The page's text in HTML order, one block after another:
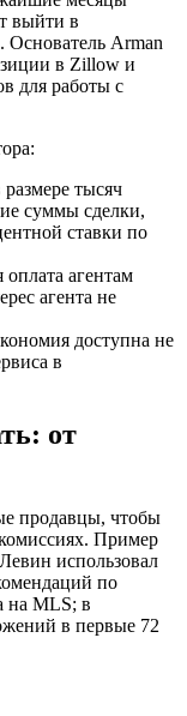
выйти в
Arman
в Zillow и
для работы с
размере тысяч
суммы сделки,
ставки по
агентам
агента не
доступна не
в
от
продавцы, чтобы
Пример
использовал
по
на MLS; в
в первые 72